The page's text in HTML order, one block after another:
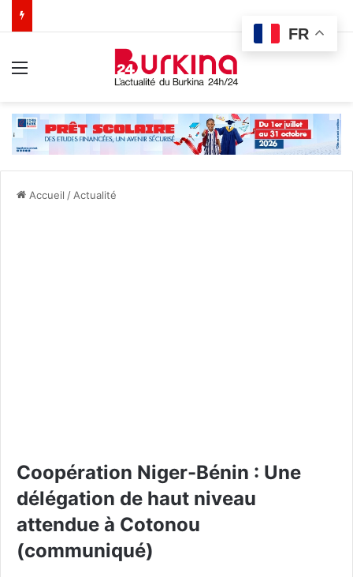
Accueil / Actualité
Coopération Niger-Bénin : Une
délégation de haut niveau
attendue à Cotonou
(communiqué)
FR